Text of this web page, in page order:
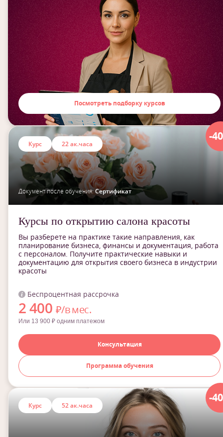
Посмотреть подборку курсов
-
Курс 22 ак.часа
Документ после обучения:Сертификат
Курсы по открытию салона красоты
Вы разберете на практике такие направления, как
планирование бизнеса, финансы и документация, работа
с персоналом. Получите практические навыки и
документацию для открытия своего бизнеса в индустрии
красоты
Беспроцентная рассрочка
2 400 ₽/в мес.
Или 13 900 ₽ одним платежом
Консультация
Программа обучения
-
Курс 52 ак.часа